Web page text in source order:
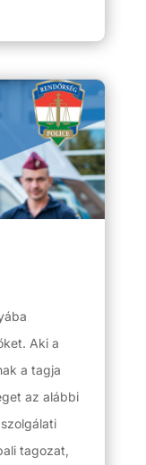
Aki a
a tagja
az alábbi
tagozat,